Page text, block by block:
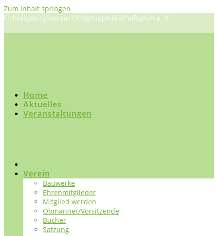
Zum Inhalt springen
Fichtelgebirgsverein Ortsgruppe Bischofsgrün e. V.
Home
Aktuelles
Veranstaltungen
Verein
Bauwerke
Ehrenmitglieder
Mitglied werden
Obmänner/Vorsitzende
Bücher
Satzung